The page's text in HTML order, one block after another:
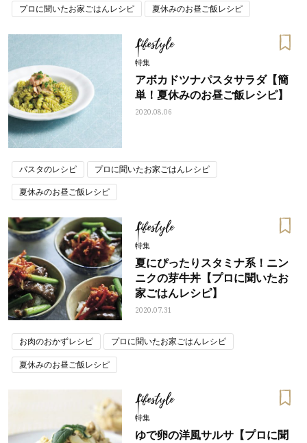
プロに聞いたお家ごはんレシピ 夏休みのお昼ご飯レシピ
Lifestyle
特集
アボカドツナパスタサラダ【簡
単！夏休みのお昼ご飯レシピ】
2020.08.06
パスタのレシピ プロに聞いたお家ごはんレシピ
夏休みのお昼ご飯レシピ
Lifestyle
特集
夏にぴったりスタミナ系！ニン
ニクの芽牛丼【プロに聞いたお
家ごはんレシピ】
2020.07.31
お肉のおかずレシピ プロに聞いたお家ごはんレシピ
夏休みのお昼ご飯レシピ
Lifestyle
特集
ゆで卵の洋風サルサ【プロに聞